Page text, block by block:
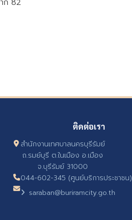
ติดต่อเรา
สำนักงานเทศบาลนครบุรีรัมย์
ถ.รมย์บุรี ต.ในเมือง อ.เมือง
จ.บุรีรัมย์ 31000
044-602-345 (ศูนย์บริการประชาชน)
saraban@buriramcity.go.th